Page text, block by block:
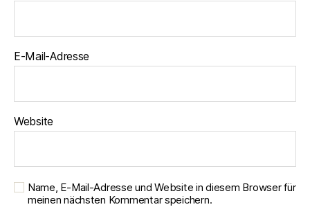
E-Mail-Adresse
Website
Name, E-Mail-Adresse und Website in diesem Browser für
meinen nächsten Kommentar speichern.